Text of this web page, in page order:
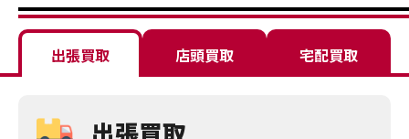
出張買取 店頭買取 宅配買取
出張買取